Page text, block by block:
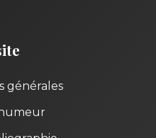
générales